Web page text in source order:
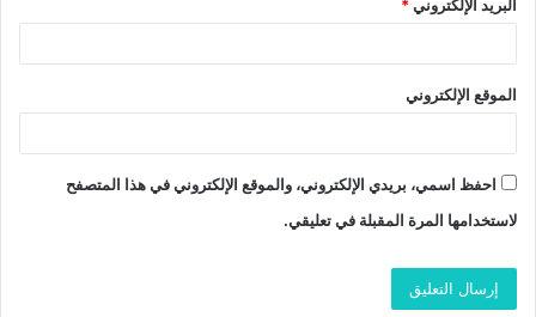
البريد الإلكتروني*
الموقع الإلكتروني
احفظ اسمي، بريدي الإلكتروني، والموقع الإلكتروني في هذا المتصفح
لاستخدامها المرة المقبلة في تعليقي.